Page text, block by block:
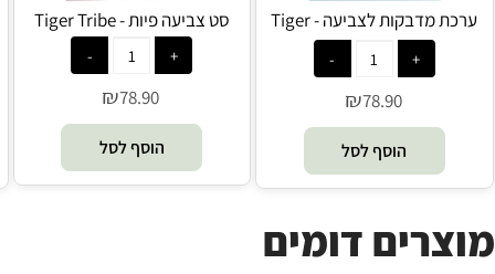
סט צביעה פיות - Tiger Tribe
₪78.90
הוסף לסל
ערכת מדבקות לצביעה - Tiger
₪78.90
הוסף לסל
מוצרים דומים